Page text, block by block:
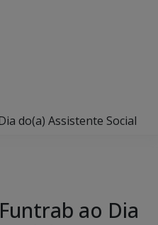
do(a) Assistente Social
ao Dia